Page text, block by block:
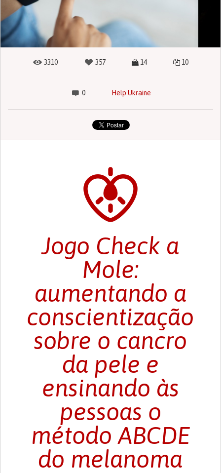
3310 357 14 10
0 Help Ukraine
Jogo Check a
Mole:
aumentando a
conscientização
sobre o cancro
da pele e
ensinando às
pessoas o
método ABCDE
do melanoma